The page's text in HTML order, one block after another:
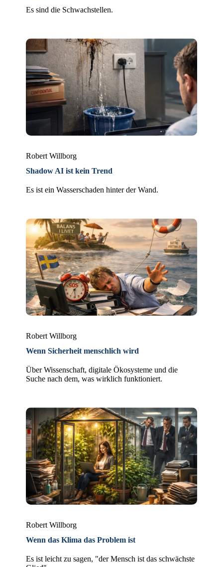
Es sind die Schwachstellen.
Robert Willborg
Shadow AI ist kein Trend
Es ist ein Wasserschaden hinter der Wand.
Robert Willborg
Wenn Sicherheit menschlich wird
Über Wissenschaft, digitale Ökosysteme und die
Suche nach dem, was wirklich funktioniert.
Robert Willborg
Wenn das Klima das Problem ist
Es ist leicht zu sagen, "der Mensch ist das schwächste